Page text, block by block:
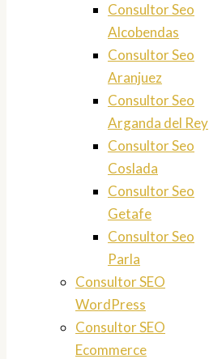
Consultor Seo
Alcobendas
Consultor Seo
Aranjuez
Consultor Seo
Arganda del Rey
Consultor Seo
Coslada
Consultor Seo
Getafe
Consultor Seo
Parla
Consultor SEO
WordPress
Consultor SEO
Ecommerce